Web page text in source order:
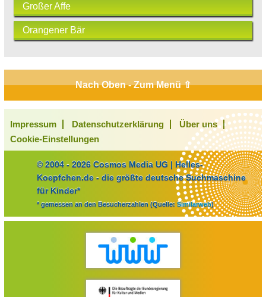
Großer Affe
Orangener Bär
Nach Oben - Zum Menü ⇧
Impressum Datenschutzerklärung
Über uns
Cookie-Einstellungen
© 2004 - 2026 Cosmos Media UG | Helles-
Koepfchen.de - die größte deutsche Suchmaschine
für Kinder*
* gemessen an den Besucherzahlen (Quelle: Similarweb)